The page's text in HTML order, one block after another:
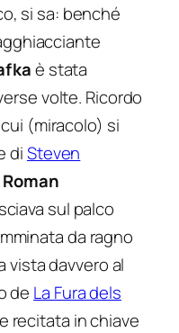
si sa: benché
è stata
volte. Ricordo
(miracolo) si
diSteven
Roman
sul palco
da ragno
vista davvero al
de La Fura dels
recitata in chiave